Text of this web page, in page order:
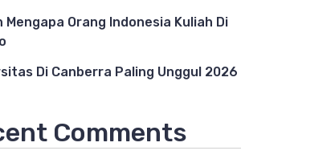
Mengapa Orang Indonesia Kuliah Di
Di Canberra Paling Unggul 2026
Comments